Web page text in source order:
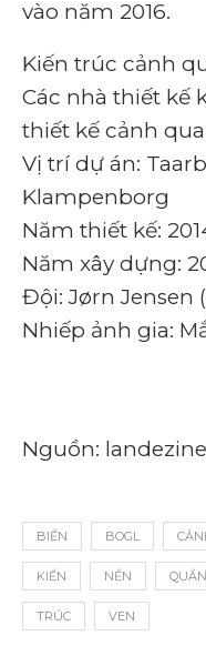
vào năm 2016.
Kiến trúc cảnh
Các nhà thiết kế
thiết kế cảnh
Vị trí dự án:
Klampenborg
Năm thiết kế:
Năm xây dựng:
Đội: Jørn Jensen
Nhiếp ảnh gia:
Nguồn:
BIỂN BOGL
KIẾN NỀN QUẦN
TRÚC VEN